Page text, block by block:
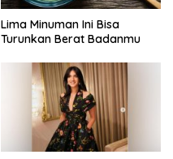
Lima Minuman Ini Bisa
Turunkan Berat Badanmu